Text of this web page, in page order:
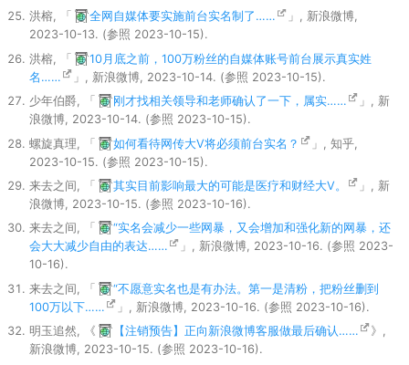
洪榕, 「
全网自媒体要实施前台实名制了……
」, 新浪微博,
2023-10-13. (参照 2023-10-15).
洪榕, 「
10月底之前，100万粉丝的自媒体账号前台展示真实姓
名……
」, 新浪微博, 2023-10-14. (参照 2023-10-15).
少年伯爵, 「
刚才找相关领导和老师确认了一下，属实……
」, 新
浪微博, 2023-10-14. (参照 2023-10-15).
螺旋真理, 「
如何看待网传大V将必须前台实名？
」, 知乎,
2023-10-15. (参照 2023-10-15).
来去之间, 「
其实目前影响最大的可能是医疗和财经大V。
」, 新
浪微博, 2023-10-15. (参照 2023-10-16).
来去之间, 「
“实名会减少一些网暴，又会增加和强化新的网暴，还
会大大减少自由的表达……
」, 新浪微博, 2023-10-16. (参照 2023-
10-16).
来去之间, 「
“不愿意实名也是有办法。第一是清粉，把粉丝删到
100万以下……
」, 新浪微博, 2023-10-16. (参照 2023-10-16).
明玉追然, 《
【注销预告】正向新浪微博客服做最后确认……
》,
新浪微博, 2023-10-15. (参照 2023-10-16).